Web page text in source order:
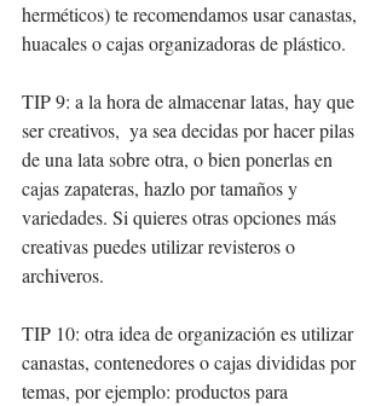
herméticos) te recomendamos usar canastas,
huacales o cajas organizadoras de plástico.
TIP 9: a la hora de almacenar latas, hay que
ser creativos,  ya sea decidas por hacer pilas
de una lata sobre otra, o bien ponerlas en
cajas zapateras, hazlo por tamaños y
variedades. Si quieres otras opciones más
creativas puedes utilizar revisteros o
archiveros.
TIP 10: otra idea de organización es utilizar
canastas, contenedores o cajas divididas por
temas, por ejemplo: productos para